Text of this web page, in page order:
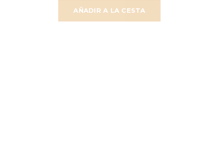
AÑADIR A LA CESTA